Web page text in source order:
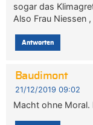
sogar das
Also Frau Niessen
Antworten
Baudimont
21/12/2019 09:02
Macht ohne